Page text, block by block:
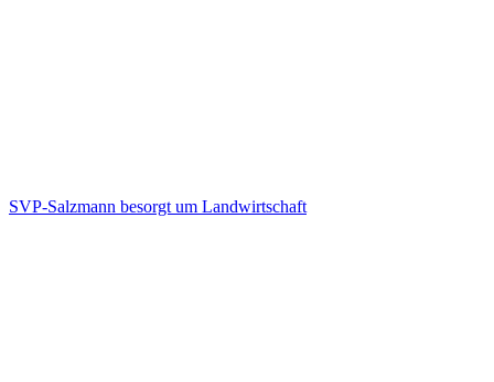
SVP-Salzmann besorgt um Landwirtschaft